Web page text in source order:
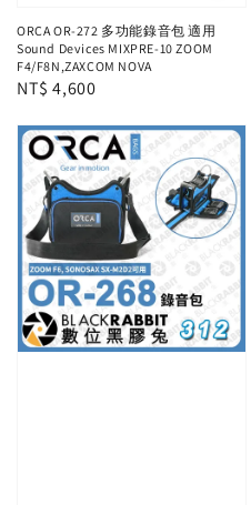
ORCA OR-272 多功能錄音包 適用
Sound Devices MIXPRE-10 ZOOM
F4/F8N,ZAXCOM NOVA
Regular
NT$ 4,600